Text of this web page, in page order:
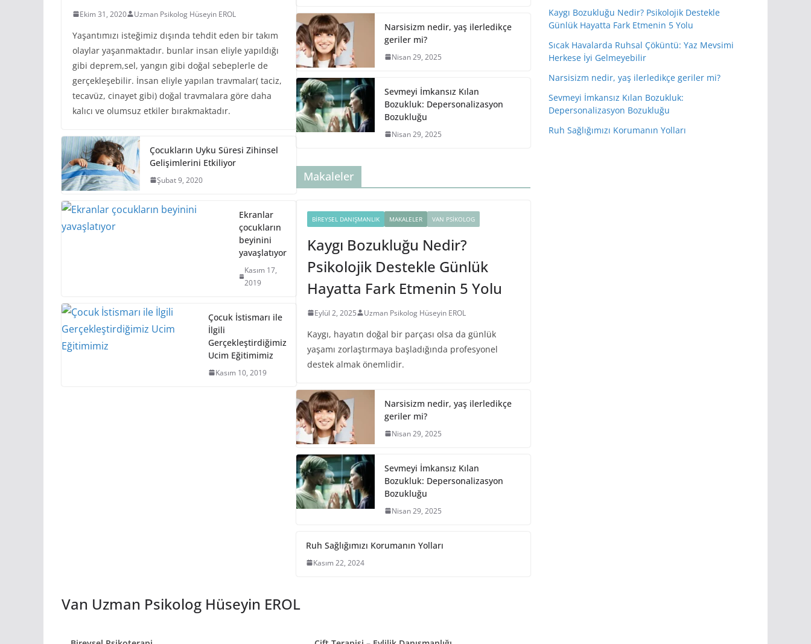
Ekim 31, 2020 Uzman Psikolog Hüseyin EROL
Yaşantımızı isteğimiz dışında tehdit eden bir takım
olaylar yaşanmaktadır. bunlar insan eliyle yapıldığı
gibi deprem,sel, yangın gibi doğal sebeplerle de
gerçekleşebilir. İnsan eliyle yapılan travmalar( taciz,
tecavüz, cinayet gibi) doğal travmalara göre daha
kalıcı ve olumsuz etkiler bırakmaktadır.
Çocukların Uyku Süresi Zihinsel
Gelişimlerini Etkiliyor
Şubat 9, 2020
Ekranlar
çocukların
beyinini
yavaşlatıyor
Kasım 17,
2019
Çocuk İstismarı ile
İlgili
Gerçekleştirdiğimiz
Ucim Eğitimimiz
Kasım 10, 2019
Narsisizm nedir, yaş ilerledikçe
geriler mi?
Nisan 29, 2025
Sevmeyi İmkansız Kılan
Bozukluk: Depersonalizasyon
Bozukluğu
Nisan 29, 2025
Makaleler
BIREYSEL DANIŞMANLIK MAKALELER VAN PSIKOLOG
Kaygı Bozukluğu Nedir?
Psikolojik Destekle Günlük
Hayatta Fark Etmenin 5 Yolu
Eylül 2, 2025 Uzman Psikolog Hüseyin EROL
Kaygı, hayatın doğal bir parçası olsa da günlük
yaşamı zorlaştırmaya başladığında profesyonel
destek almak önemlidir.
Narsisizm nedir, yaş ilerledikçe
geriler mi?
Nisan 29, 2025
Sevmeyi İmkansız Kılan
Bozukluk: Depersonalizasyon
Bozukluğu
Nisan 29, 2025
Ruh Sağlığımızı Korumanın Yolları
Kasım 22, 2024
Van Uzman Psikolog Hüseyin EROL
Kaygı Bozukluğu Nedir? Psikolojik Destekle
Günlük Hayatta Fark Etmenin 5 Yolu
Sıcak Havalarda Ruhsal Çöküntü: Yaz Mevsimi
Herkese İyi Gelmeyebilir
Narsisizm nedir, yaş ilerledikçe geriler mi?
Sevmeyi İmkansız Kılan Bozukluk:
Depersonalizasyon Bozukluğu
Ruh Sağlığımızı Korumanın Yolları